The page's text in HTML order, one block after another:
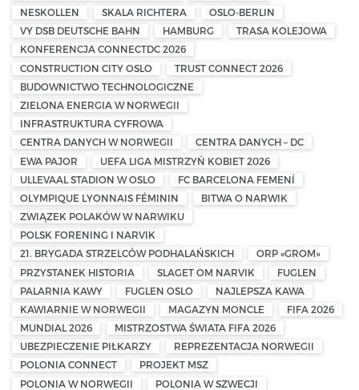
NESKOLLEN
SKALA RICHTERA
OSLO-BERLIN
VY DSB DEUTSCHE BAHN
HAMBURG
TRASA KOLEJOWA
KONFERENCJA CONNECTDC 2026
CONSTRUCTION CITY OSLO
TRUST CONNECT 2026
BUDOWNICTWO TECHNOLOGICZNE
ZIELONA ENERGIA W NORWEGII
INFRASTRUKTURA CYFROWA
CENTRA DANYCH W NORWEGII
CENTRA DANYCH – DC
EWA PAJOR
UEFA LIGA MISTRZYŃ KOBIET 2026
ULLEVAAL STADION W OSLO
FC BARCELONA FEMENÍ
OLYMPIQUE LYONNAIS FÉMININ
BITWA O NARWIK
ZWIĄZEK POLAKÓW W NARWIKU
POLSK FORENING I NARVIK
21. BRYGADA STRZELCÓW PODHALAŃSKICH
ORP «GROM»
PRZYSTANEK HISTORIA
SLAGET OM NARVIK
FUGLEN
PALARNIA KAWY
FUGLEN OSLO
NAJLEPSZA KAWA
KAWIARNIE W NORWEGII
MAGAZYN MONCLE
FIFA 2026
MUNDIAL 2026
MISTRZOSTWA ŚWIATA FIFA 2026
UBEZPIECZENIE PIŁKARZY
REPREZENTACJA NORWEGII
POLONIA CONNECT
PROJEKT MSZ
POLONIA W NORWEGII
POLONIA W SZWECJI